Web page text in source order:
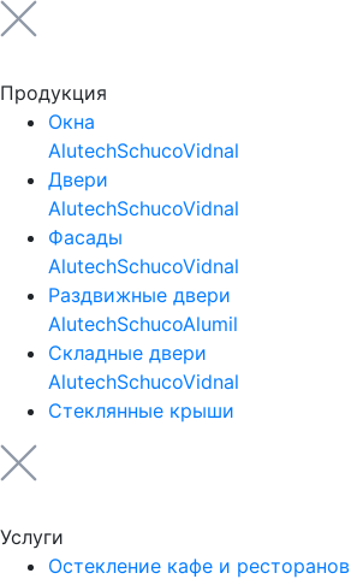
Продукция
Окна
AlutechSchucoVidnal
Двери
AlutechSchucoVidnal
Фасады
AlutechSchucoVidnal
Раздвижные двери
AlutechSchucoAlumil
Складные двери
AlutechSchucoVidnal
Стеклянные крыши
Услуги
Остекление кафе и ресторанов